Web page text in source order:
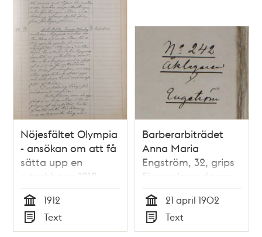
Nöjesfältet Olympia
- ansökan om att få
sätta upp en
rutschbana 1912
Tid
1912
Typ
Text
Barberarbiträdet
Anna Maria
Engström, 32, grips
för upplopp dagen
efter
rösträttsdemonstration
1902
Tid
21 april 1902
Typ
Text